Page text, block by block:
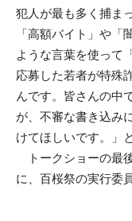
犯人が最も多く捕ま
「高額バイト」や
ような言葉を使って
応募した若者が特殊
んです。皆さんの中
が、不審な書き込み
けてほしいです。」
トークショーの最
に、百桜祭の実行委